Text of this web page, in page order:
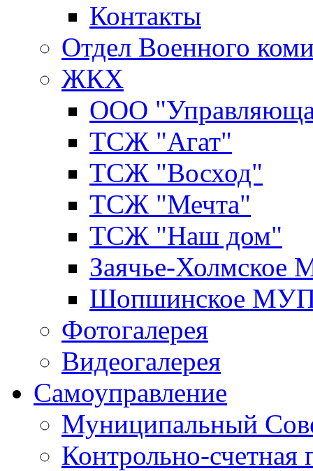
Контакты
Отдел Военного
ЖКХ
ООО
ТСЖ "Агат"
ТСЖ "Восход"
ТСЖ "Мечта"
ТСЖ "Наш дом"
Заячье-
Шопшинское
Фотогалерея
Видеогалерея
Самоуправление
Муниципальный
Контрольно-счетная